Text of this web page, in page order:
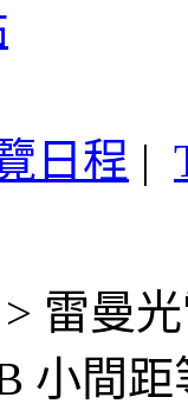
日程 |
> 雷曼
小間距